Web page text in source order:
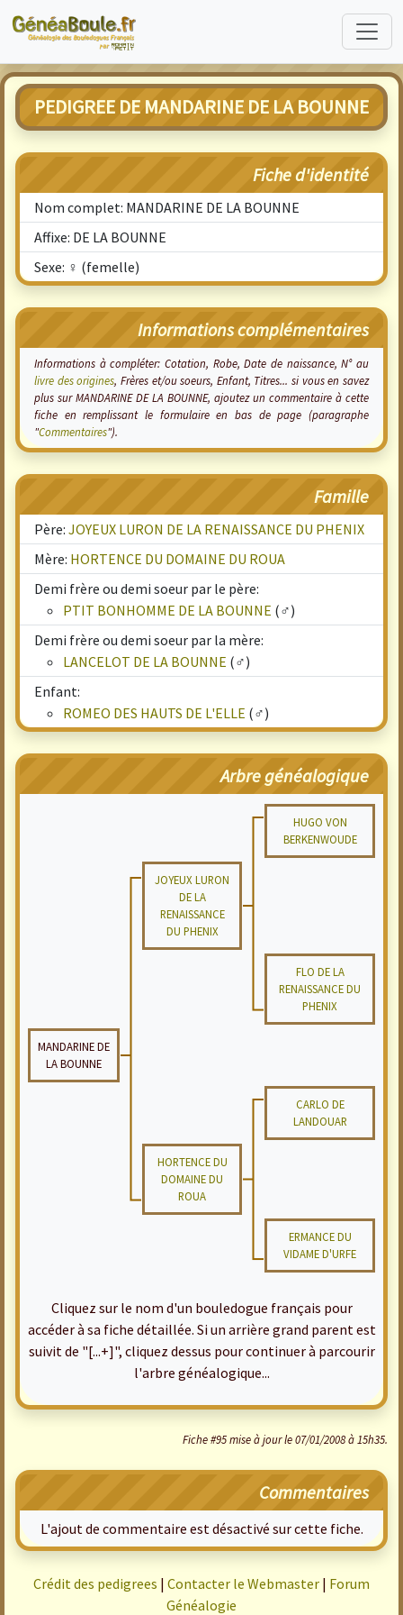
PEDIGREE DE MANDARINE DE LA BOUNNE
Fiche d'identité
Nom complet: MANDARINE DE LA BOUNNE
Affixe: DE LA BOUNNE
Sexe: ♀ (femelle)
Informations complémentaires
Informations à compléter: Cotation, Robe, Date de naissance, N° au
livre des origines, Frères et/ou soeurs, Enfant, Titres... si vous en savez
plus sur MANDARINE DE LA BOUNNE, ajoutez un commentaire à cette
fiche en remplissant le formulaire en bas de page (paragraphe
"Commentaires").
Famille
Père: JOYEUX LURON DE LA RENAISSANCE DU PHENIX
Mère: HORTENCE DU DOMAINE DU ROUA
Demi frère ou demi soeur par le père:
PTIT BONHOMME DE LA BOUNNE (♂)
Demi frère ou demi soeur par la mère:
LANCELOT DE LA BOUNNE (♂)
Enfant:
ROMEO DES HAUTS DE L'ELLE (♂)
Arbre généalogique
HUGO VON
BERKENWOUDE
JOYEUX LURON
DE LA
RENAISSANCE
DU PHENIX
FLO DE LA
RENAISSANCE DU
PHENIX
MANDARINE DE
LA BOUNNE
CARLO DE
LANDOUAR
HORTENCE DU
DOMAINE DU
ROUA
ERMANCE DU
VIDAME D'URFE
Cliquez sur le nom d'un bouledogue français pour
accéder à sa fiche détaillée. Si un arrière grand parent est
suivit de "[...+]", cliquez dessus pour continuer à parcourir
l'arbre généalogique...
Fiche #95 mise à jour le 07/01/2008 à 15h35.
Commentaires
L'ajout de commentaire est désactivé sur cette fiche.
Crédit des pedigrees | Contacter le Webmaster | Forum
Généalogie